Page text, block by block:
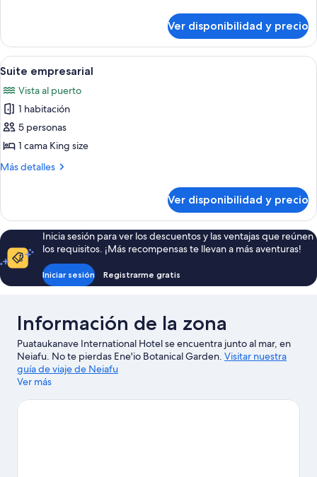
Royal
Ver disponibilidad y precio
Ver
todas
las
fotos
de
Suite
empresarial
Habitación de hotel con cama,
4
Suite empresarial
Vista al puerto
1 habitación
5 personas
1 cama King size
Más detalles
Más
empresarial
Ver disponibilidad y precio
Inicia sesión para ver los descuentos y las ventajas que reúnen
los requisitos. ¡Más recompensas te llevan a más aventuras!
Iniciar sesión Registrarme gratis
Información de la zona
Puataukanave International Hotel se encuentra junto al mar, en
Neiafu. No te pierdas Ene'io Botanical Garden. Visitar nuestra
guía de viaje de Neiafu
Ver más